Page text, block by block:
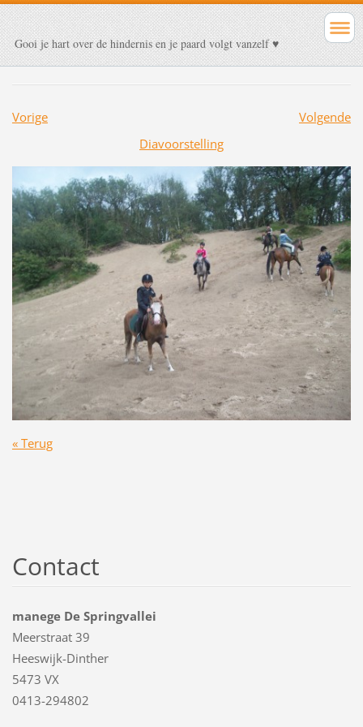
Gooi je hart over de hindernis en je paard volgt vanzelf ♥
Vorige
Volgende
Diavoorstelling
« Terug
Contact
manege De Springvallei
Meerstraat 39
Heeswijk-Dinther
5473 VX
0413-294802